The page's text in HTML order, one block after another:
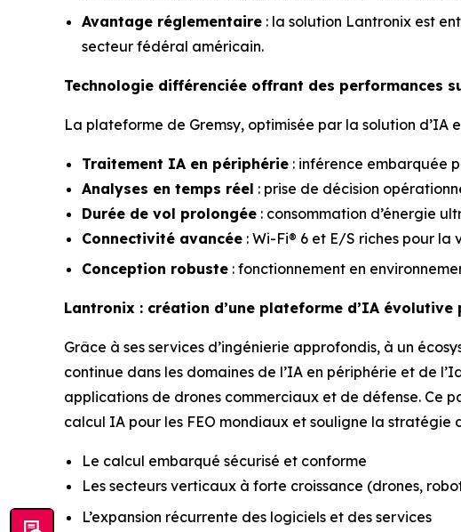
Avantage réglementaire : la solution Lantronix est
secteur fédéral américain.
Technologie différenciée offrant des performances
La plateforme de Gremsy, optimisée par la solution d’IA
Traitement IA en périphérie : inférence embarquée
Analyses en temps réel : prise de décision
Durée de vol prolongée : consommation d’énergie
Connectivité avancée : Wi-Fi® 6 et E/S riches pour
Conception robuste : fonctionnement en
Lantronix : création d’une plateforme d’IA
Grâce à ses services d’ingénierie approfondis, à un
continue dans les domaines de l’IA en périphérie et de
applications de drones commerciaux et de défense. Ce
calcul IA pour les FEO mondiaux et souligne la stratégie
Le calcul embarqué sécurisé et conforme
Les secteurs verticaux à forte croissance (drones,
L’expansion récurrente des logiciels et des services